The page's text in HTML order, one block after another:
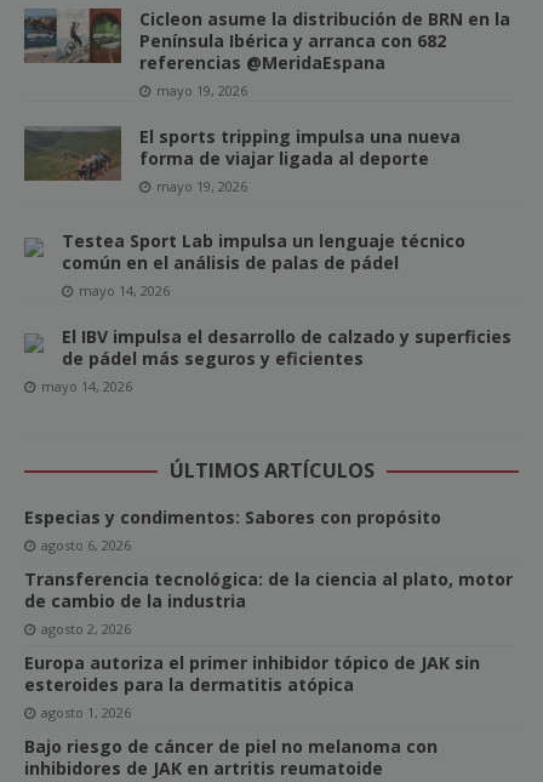
Cicleon asume la distribución de BRN en la
Península Ibérica y arranca con 682
referencias @MeridaEspana
mayo 19, 2026
El sports tripping impulsa una nueva
forma de viajar ligada al deporte
mayo 19, 2026
Testea Sport Lab impulsa un lenguaje técnico
común en el análisis de palas de pádel
mayo 14, 2026
El IBV impulsa el desarrollo de calzado y superficies
de pádel más seguros y eficientes
mayo 14, 2026
ÚLTIMOS ARTÍCULOS
Especias y condimentos: Sabores con propósito
agosto 6, 2026
Transferencia tecnológica: de la ciencia al plato, motor
de cambio de la industria
agosto 2, 2026
Europa autoriza el primer inhibidor tópico de JAK sin
esteroides para la dermatitis atópica
agosto 1, 2026
Bajo riesgo de cáncer de piel no melanoma con
inhibidores de JAK en artritis reumatoide